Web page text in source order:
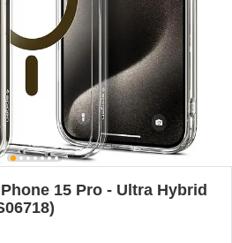
15 Pro - Ultra Hybrid